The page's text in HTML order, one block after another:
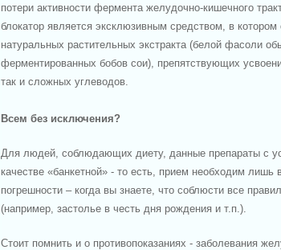
потери активности фермента желудочно-кишечного
блокатор является эксклюзивным средством, в
натуральных растительных экстракта (белой фасоли
ферментированных бобов сои), препятствующих
так и сложных углеводов.
Всем без исключения?
Для людей, соблюдающих диету, данные препараты с
качестве «банкетной» - то есть, прием необходим лишь
погрешности – когда вы знаете, что соблюсти все
(например, застолье в честь дня рождения и т.п.).
Стоит помнить и о противопоказаниях - заболевания